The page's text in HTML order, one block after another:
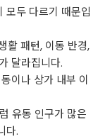
모두 다르기 때문입
활 패턴, 이동 반경,
달라집니다.
이나 상가 내부 이
유동 인구가 많은
다.